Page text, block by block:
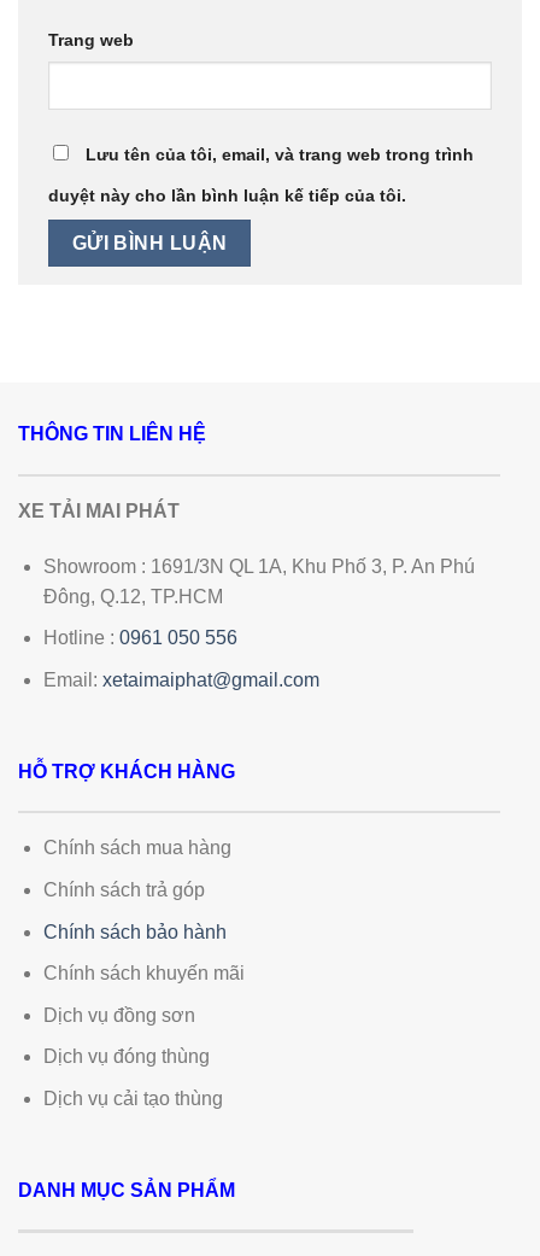
Trang web
Lưu tên của tôi, email, và trang web trong trình
duyệt này cho lần bình luận kế tiếp của tôi.
THÔNG TIN LIÊN HỆ
XE TẢI MAI PHÁT
Showroom : 1691/3N QL 1A, Khu Phố 3, P. An Phú
Đông, Q.12, TP.HCM
Hotline : 0961 050 556
Email: xetaimaiphat@gmail.com
HỖ TRỢ KHÁCH HÀNG
Chính sách mua hàng
Chính sách trả góp
Chính sách bảo hành
Chính sách khuyến mãi
Dịch vụ đồng sơn
Dịch vụ đóng thùng
Dịch vụ cải tạo thùng
DANH MỤC SẢN PHẨM